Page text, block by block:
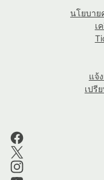
นโยบาย
เ
แจ้
เปรี